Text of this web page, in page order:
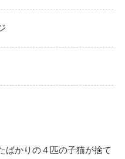
ばかりの４匹の子猫が捨て